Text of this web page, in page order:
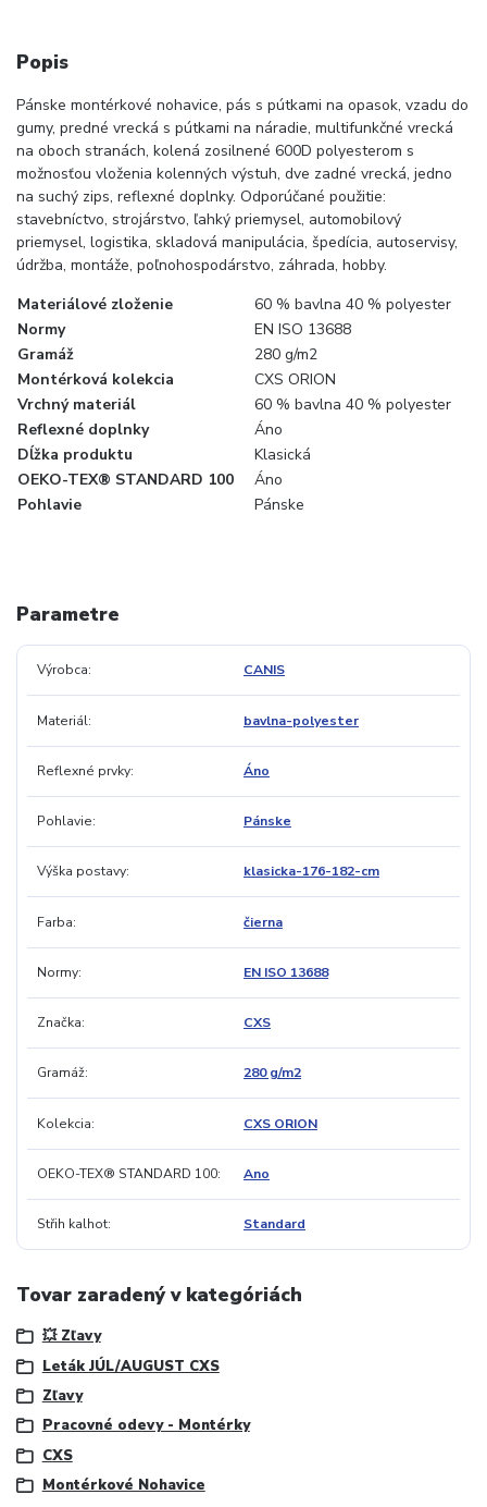
Popis
Pánske montérkové nohavice, pás s pútkami na opasok, vzadu do
gumy, predné vrecká s pútkami na náradie, multifunkčné vrecká
na oboch stranách, kolená zosilnené 600D polyesterom s
možnosťou vloženia kolenných výstuh, dve zadné vrecká, jedno
na suchý zips, reflexné doplnky. Odporúčané použitie:
stavebníctvo, strojárstvo, ľahký priemysel, automobilový
priemysel, logistika, skladová manipulácia, špedícia, autoservisy,
údržba, montáže, poľnohospodárstvo, záhrada, hobby.
Materiálové zloženie
60 % bavlna 40 % polyester
Normy
EN ISO 13688
Gramáž
280 g/m2
Montérková kolekcia
CXS ORION
Vrchný materiál
60 % bavlna 40 % polyester
Reflexné doplnky
Áno
Dĺžka produktu
Klasická
OEKO-TEX® STANDARD 100
Áno
Pohlavie
Pánske
Parametre
Výrobca CANIS
Materiál bavlna-polyester
Reflexné prvky Áno
Pohlavie Pánske
Výška postavy klasicka-176-182-cm
Farba čierna
Normy EN ISO 13688
Značka CXS
Gramáž 280 g/m2
Kolekcia CXS ORION
OEKO-TEX® STANDARD 100 Ano
Střih kalhot Standard
Tovar zaradený v kategóriách
💥 Zľavy
Leták JÚL/AUGUST CXS
Zľavy
Pracovné odevy - Montérky
CXS
Montérkové Nohavice